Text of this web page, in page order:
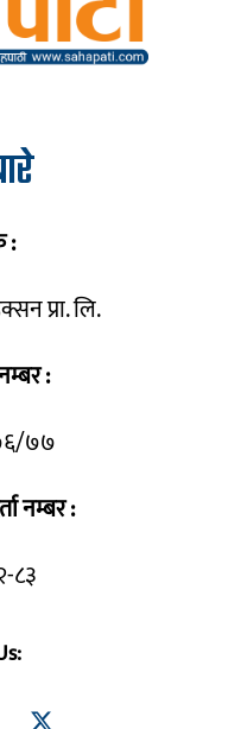
:
प्रा. लि.
:
७७
नम्बर :
८३